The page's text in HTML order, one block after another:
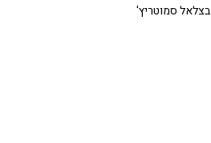
בצלאל סמוטריץ'